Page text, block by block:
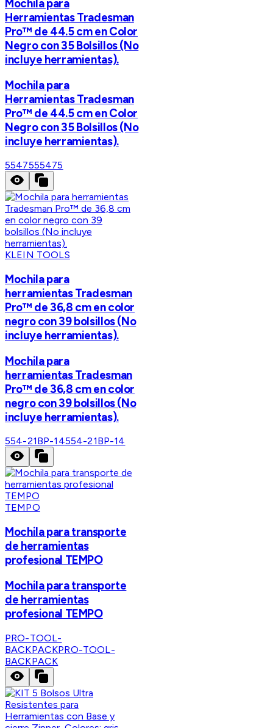
Mochila para
Herramientas Tradesman
Pro™ de 44.5 cm en Color
Negro con 35 Bolsillos (No
incluye herramientas).
Mochila para
Herramientas Tradesman
Pro™ de 44.5 cm en Color
Negro con 35 Bolsillos (No
incluye herramientas).
5547555475
KLEIN TOOLS
Mochila para
herramientas Tradesman
Pro™ de 36,8 cm en color
negro con 39 bolsillos (No
incluye herramientas).
Mochila para
herramientas Tradesman
Pro™ de 36,8 cm en color
negro con 39 bolsillos (No
incluye herramientas).
554-21BP-14554-21BP-14
TEMPO
Mochila para transporte
de herramientas
profesional TEMPO
Mochila para transporte
de herramientas
profesional TEMPO
PRO-TOOL-
BACKPACKPRO-TOOL-
BACKPACK